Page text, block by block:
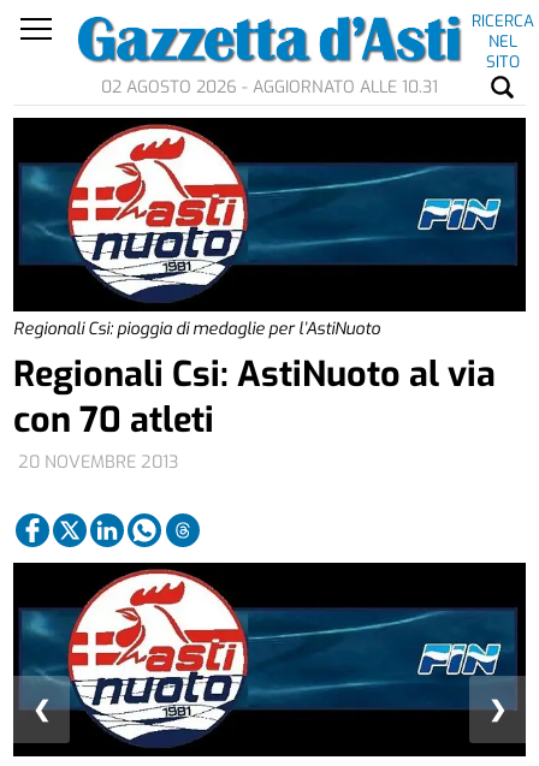
RICERCA
NEL
SITO
02 AGOSTO 2026 - AGGIORNATO ALLE 10.31
Regionali Csi: pioggia di medaglie per l’AstiNuoto
20 NOVEMBRE 2013
Regionali Csi: AstiNuoto al via
con 70 atleti
❮ ❯